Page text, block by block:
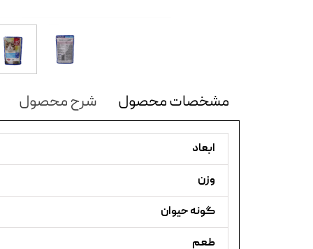
مشخصات محصول شرح محصول
ابعاد
وزن
گونه حیوان
طعم